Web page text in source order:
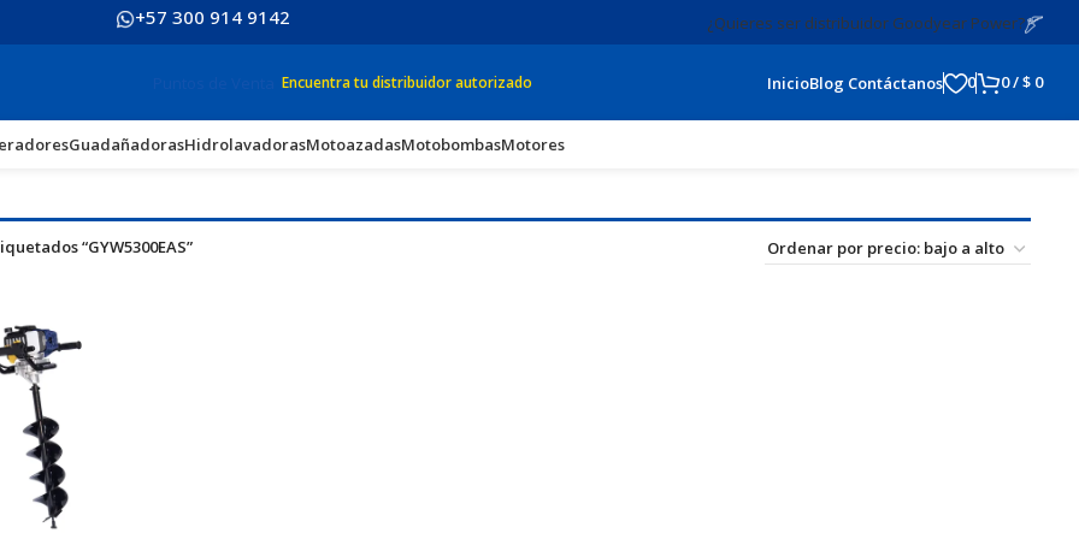
+57 300 914 9142 ¿Quieres ser distribuidor Goodyear Power?
Encuentra tu distribuidor autorizado InicioBlog Contáctanos 0 0/$ 0
GuadañadorasHidrolavadorasMotoazadasMotobombasMotores
“GYW5300EAS”